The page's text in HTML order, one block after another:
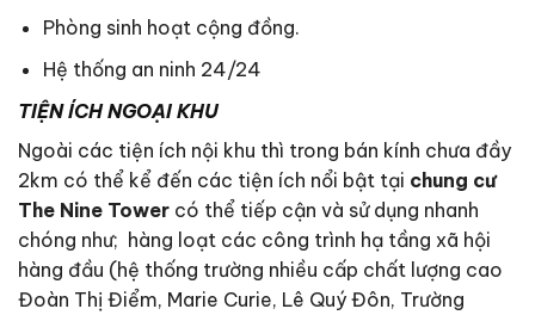
Phòng sinh hoạt cộng đồng.
Hệ thống an ninh 24/24
TIỆN ÍCH NGOẠI KHU
Ngoài các tiện ích nội khu thì trong bán kính chưa đầy
2km có thể kể đến các tiện ích nổi bật tại chung cư
The Nine Tower có thể tiếp cận và sử dụng nhanh
chóng như; hàng loạt các công trình hạ tầng xã hội
hàng đầu (hệ thống trường nhiều cấp chất lượng cao
Đoàn Thị Điểm, Marie Curie, Lê Quý Đôn, Trường